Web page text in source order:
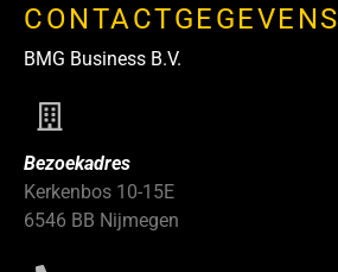
CONTACTGEGEVENS
BMG Business B.V.
Bezoekadres
Kerkenbos 10-15E
6546 BB Nijmegen